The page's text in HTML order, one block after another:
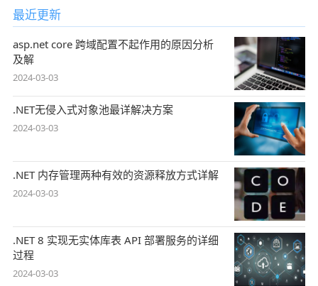
最近更新
asp.net core 跨域配置不起作用的原因分析
及解
2024-03-03
.NET无侵入式对象池最详解决方案
2024-03-03
.NET 内存管理两种有效的资源释放方式详解
2024-03-03
.NET 8 实现无实体库表 API 部署服务的详细
过程
2024-03-03